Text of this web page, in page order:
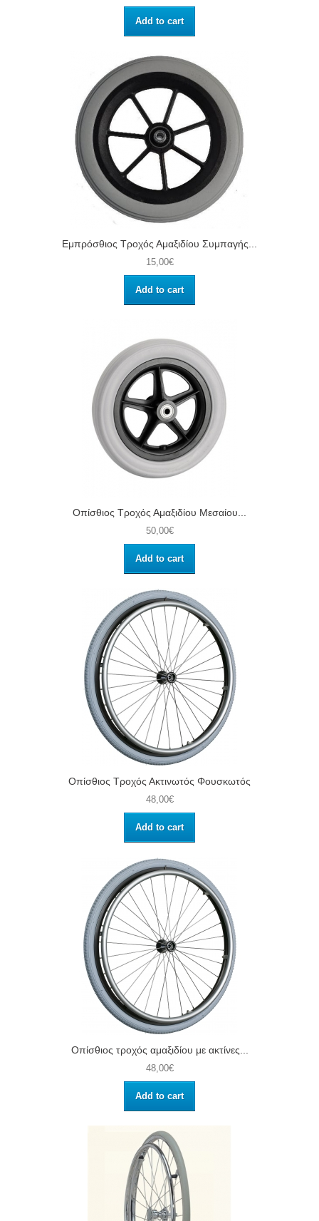
Add to cart
Εμπρόσθιος Τροχός Αμαξιδίου Συμπαγής...
15,00€
Add to cart
Οπίσθιος Τροχός Αμαξιδίου Μεσαίου...
50,00€
Add to cart
Οπίσθιος Τροχός Ακτινωτός Φουσκωτός
48,00€
Add to cart
Οπίσθιος τροχός αμαξιδίου με ακτίνες...
48,00€
Add to cart